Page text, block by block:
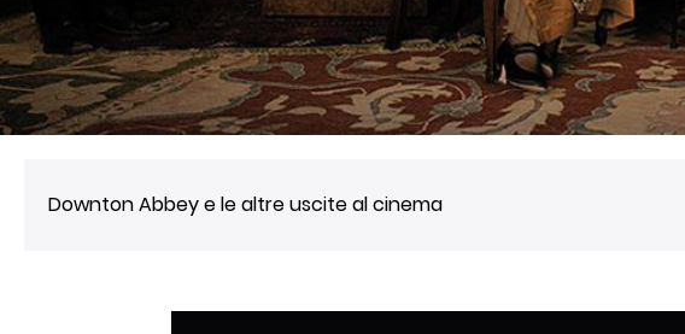
Downton Abbey e le altre uscite al cinema